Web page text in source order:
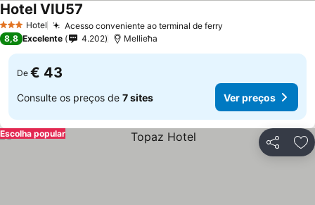
3 EstrelasHotel Acesso conveniente ao terminal de ferry
Hotel VIU57
8,8 Excelente 4.202 Mellieħa
De € 43
Consulte os preços de 7 sites Ver preços
Partilhar
Escolha popular